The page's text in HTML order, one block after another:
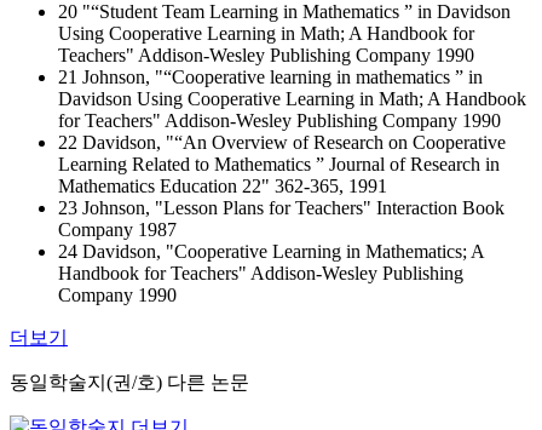
20 "“Student Team Learning in Mathematics ” in Davidson
Using Cooperative Learning in Math; A Handbook for
Teachers" Addison-Wesley Publishing Company 1990
21 Johnson, "“Cooperative learning in mathematics ” in
Davidson Using Cooperative Learning in Math; A Handbook
for Teachers" Addison-Wesley Publishing Company 1990
22 Davidson, "“An Overview of Research on Cooperative
Learning Related to Mathematics ” Journal of Research in
Mathematics Education 22" 362-365, 1991
23 Johnson, "Lesson Plans for Teachers" Interaction Book
Company 1987
24 Davidson, "Cooperative Learning in Mathematics; A
Handbook for Teachers" Addison-Wesley Publishing
Company 1990
더보기
동일학술지(권/호) 다른 논문